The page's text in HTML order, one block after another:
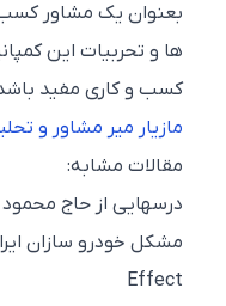
بعنوان یک مشاور کسب و
ها و تحربیات این
کسب و کاری مفید باشد.
مازیار میر مشاور و تحلیلگر
مقالات مشابه:
درسهایی از حاج محمود
Effect